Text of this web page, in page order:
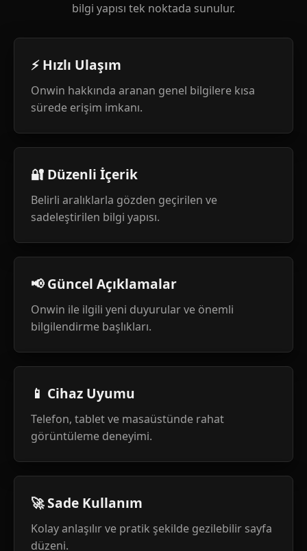
bilgi yapısı tek noktada sunulur.
⚡ Hızlı Ulaşım
Onwin hakkında aranan genel bilgilere kısa
sürede erişim imkanı.
🔐 Düzenli İçerik
Belirli aralıklarla gözden geçirilen ve
sadeleştirilen bilgi yapısı.
📢 Güncel Açıklamalar
Onwin ile ilgili yeni duyurular ve önemli
bilgilendirme başlıkları.
📱 Cihaz Uyumu
Telefon, tablet ve masaüstünde rahat
görüntüleme deneyimi.
🚀 Sade Kullanım
Kolay anlaşılır ve pratik şekilde gezilebilir sayfa
düzeni.